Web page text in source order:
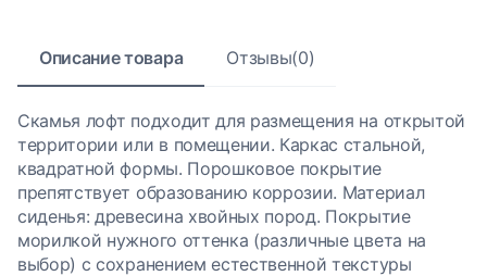
Описание товара Отзывы(0)
Скамья лофт подходит для размещения на открытой
территории или в помещении. Каркас стальной,
квадратной формы. Порошковое покрытие
препятствует образованию коррозии. Материал
сиденья: древесина хвойных пород. Покрытие
морилкой нужного оттенка (различные цвета на
выбор) с сохранением естественной текстуры